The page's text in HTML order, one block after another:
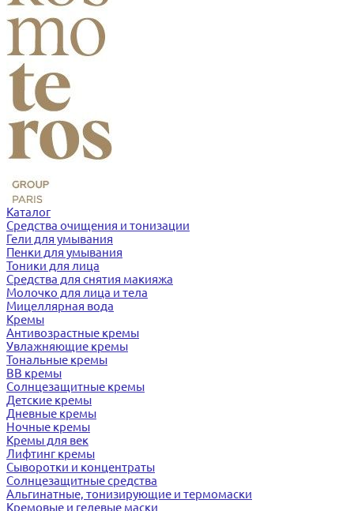
Каталог
Средства очищения и тонизации
Гели для умывания
Пенки для умывания
Тоники для лица
Средства для снятия макияжа
Молочко для лица и тела
Мицеллярная вода
Кремы
Антивозрастные кремы
Увлажняющие кремы
Тональные кремы
BB кремы
Солнцезащитные кремы
Детские кремы
Дневные кремы
Ночные кремы
Кремы для век
Лифтинг кремы
Сыворотки и концентраты
Солнцезащитные средства
Альгинатные, тонизирующие и термомаски
Кремовые и гелевые маски